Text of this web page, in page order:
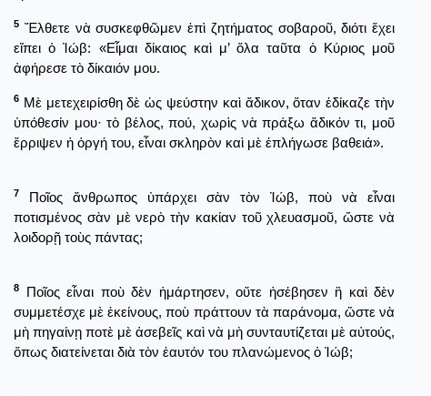
5 Ἔλθετε νὰ συσκεφθῶμεν ἐπὶ ζητήματος σοβαροῦ, διότι ἔχει
εἴπει ὁ Ἰώβ: «Εἶμαι δίκαιος καὶ μ’ ὅλα ταῦτα ὁ Κύριος μοῦ
ἀφήρεσε τὸ δίκαιόν μου.
6 Μὲ μετεχειρίσθη δὲ ὡς ψεύστην καὶ ἄδικον, ὅταν ἐδίκαζε τὴν
ὑπόθεσίν μου· τὸ βέλος, πού, χωρὶς νὰ πράξω ἄδικόν τι, μοῦ
ἔρριψεν ἡ ὀργή του, εἶναι σκληρὸν καὶ μὲ ἐπλήγωσε βαθειά».
7
Ποῖος ἄνθρωπος ὑπάρχει σὰν τὸν Ἰώβ, ποὺ νὰ εἶναι
ποτισμένος σὰν μὲ νερὸ τὴν κακίαν τοῦ χλευασμοῦ, ὥστε νὰ
λοιδορῇ τοὺς πάντας;
8
Ποῖος εἶναι ποὺ δὲν ἡμάρτησεν, οὔτε ἠσέβησεν ἢ καὶ δὲν
συμμετέσχε μὲ ἐκείνους, ποὺ πράττουν τὰ παράνομα, ὥστε νὰ
μὴ πηγαίνῃ ποτὲ μὲ ἀσεβεῖς καὶ νὰ μὴ συνταυτίζεται μὲ αὐτούς,
ὅπως διατείνεται διὰ τὸν ἑαυτόν του πλανώμενος ὁ Ἰώβ;